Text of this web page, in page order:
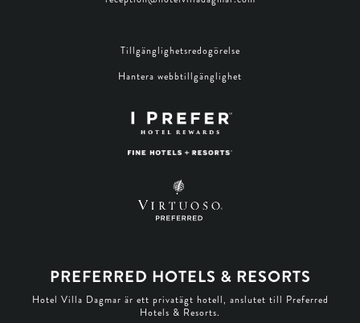
Tillgänglighetsredogörelse
Hantera webbtillgänglighet
PREFERRED HOTELS & RESORTS
Hotel Villa Dagmar är ett privatägt hotell, anslutet till Preferred
Hotels & Resorts.